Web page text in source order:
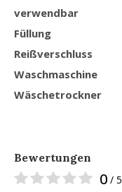
verwendbar
Füllung
Reißverschluss
Waschmaschine
Wäschetrockner
Bewertungen
0 / 5